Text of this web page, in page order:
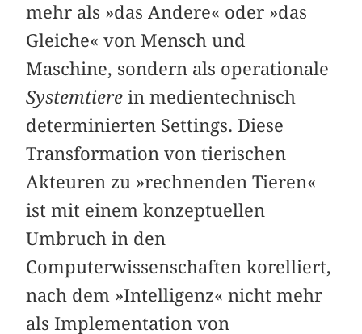
mehr als »das Andere« oder »das
Gleiche« von Mensch und
Maschine, sondern als operationale
Systemtiere in medientechnisch
determinierten Settings. Diese
Transformation von tierischen
Akteuren zu »rechnenden Tieren«
ist mit einem konzeptuellen
Umbruch in den
Computerwissenschaften korelliert,
nach dem »Intelligenz« nicht mehr
als Implementation von